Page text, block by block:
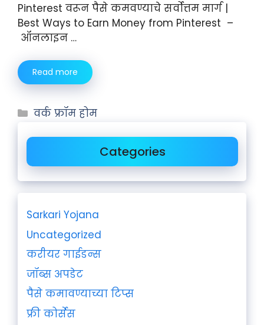
Pinterest वरून पैसे कमवण्याचे सर्वोत्तम मार्ग |
Best Ways to Earn Money from Pinterest –
ऑनलाइन …
Read more
वर्क फ्रॉम होम
Categories
Sarkari Yojana
Uncategorized
करीयर गाईडन्स
जॉब्स अपडेट
पैसे कमावण्याच्या टिप्स
फ्री कोर्सेस